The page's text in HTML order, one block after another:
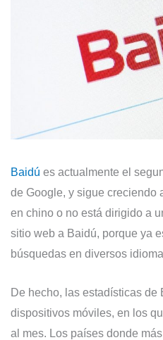
Baidú es actualmente el
de Google, y sigue creciendo
en chino o no está dirigido a
sitio web a Baidú, porque ya
búsquedas en diversos
De hecho, las estadísticas
dispositivos móviles, en los
al mes. Los países donde